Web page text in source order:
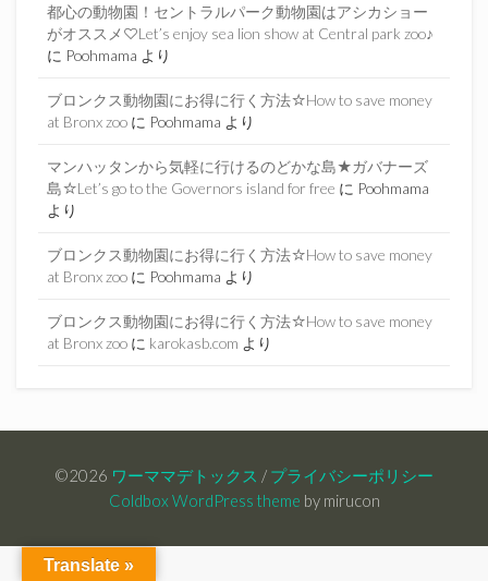
都心の動物園！セントラルパーク動物園はアシカショー
がオススメ♡Let’s enjoy sea lion show at Central park zoo♪
に Poohmama より
ブロンクス動物園にお得に行く方法☆How to save money
at Bronx zoo に Poohmama より
マンハッタンから気軽に行けるのどかな島★ガバナーズ
島☆Let’s go to the Governors island for free に Poohmama
より
ブロンクス動物園にお得に行く方法☆How to save money
at Bronx zoo に Poohmama より
ブロンクス動物園にお得に行く方法☆How to save money
at Bronx zoo に karokasb.com より
©2026 ワーママデトックス / プライバシーポリシー
Coldbox WordPress theme by mirucon
Translate »